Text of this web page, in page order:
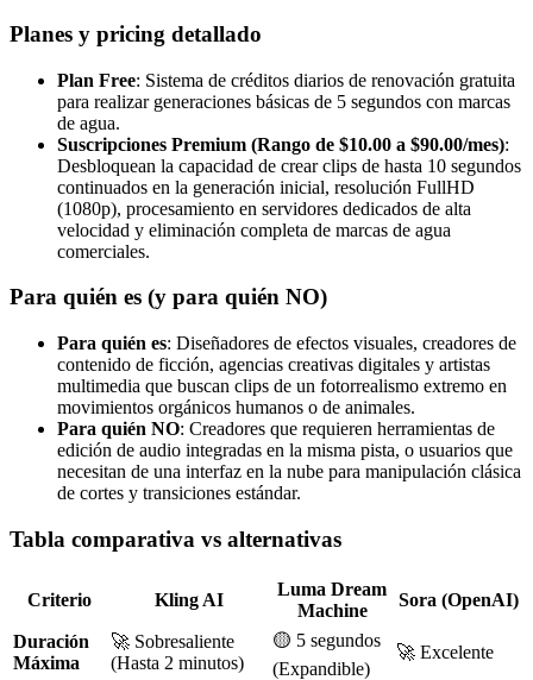
Planes y pricing detallado
Plan Free: Sistema de créditos diarios de renovación gratuita
para realizar generaciones básicas de 5 segundos con marcas
de agua.
Suscripciones Premium (Rango de $10.00 a $90.00/mes):
Desbloquean la capacidad de crear clips de hasta 10 segundos
continuados en la generación inicial, resolución FullHD
(1080p), procesamiento en servidores dedicados de alta
velocidad y eliminación completa de marcas de agua
comerciales.
Para quién es (y para quién NO)
Para quién es: Diseñadores de efectos visuales, creadores de
contenido de ficción, agencias creativas digitales y artistas
multimedia que buscan clips de un fotorrealismo extremo en
movimientos orgánicos humanos o de animales.
Para quién NO: Creadores que requieren herramientas de
edición de audio integradas en la misma pista, o usuarios que
necesitan de una interfaz en la nube para manipulación clásica
de cortes y transiciones estándar.
Tabla comparativa vs alternativas
Criterio Kling AI
Luma Dream
Machine
Sora (OpenAI)
Duración
Máxima
🚀 Sobresaliente
(Hasta 2 minutos)
🟡 5 segundos
(Expandible)
🚀 Excelente